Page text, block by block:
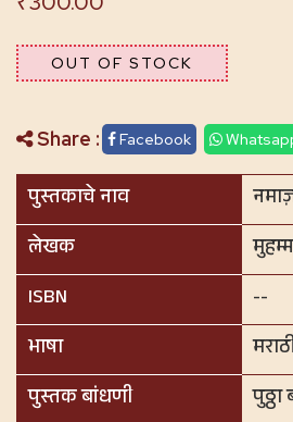
OUT OF STOCK
Share : Facebook
पुस्तकाचे नाव
लेखक
ISBN
--
भाषा
पुस्तक बांधणी